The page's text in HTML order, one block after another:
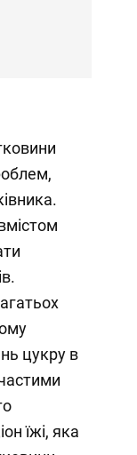
цукру в
їжі, яка